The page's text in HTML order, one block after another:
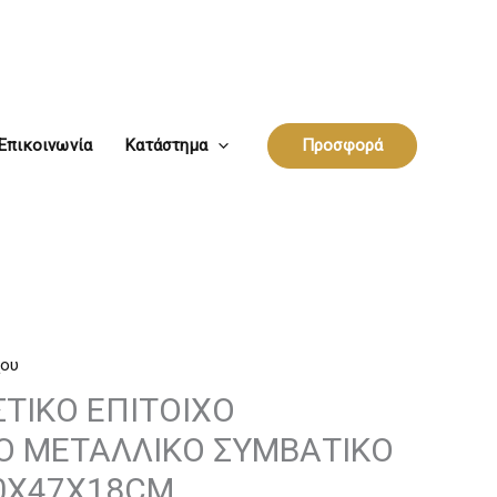
Επικοινωνία Κατάστημα Προσφορά
ΕΠΙΤΟΙΧΟ
ΜΕΤΑΛΛΙΚΟ ΣΥΜΒΑΤΙΚΟ